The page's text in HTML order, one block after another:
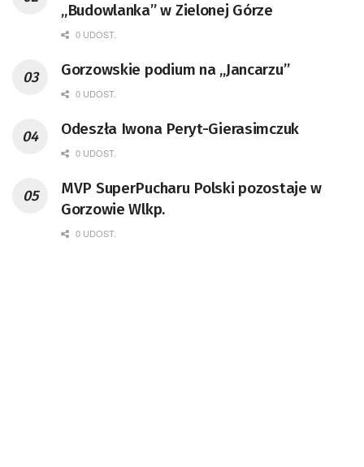
„Budowlanka” w Zielonej Górze
0 UDOST.
Gorzowskie podium na „Jancarzu”
0 UDOST.
Odeszła Iwona Peryt-Gierasimczuk
0 UDOST.
MVP SuperPucharu Polski pozostaje w
Gorzowie Wlkp.
0 UDOST.